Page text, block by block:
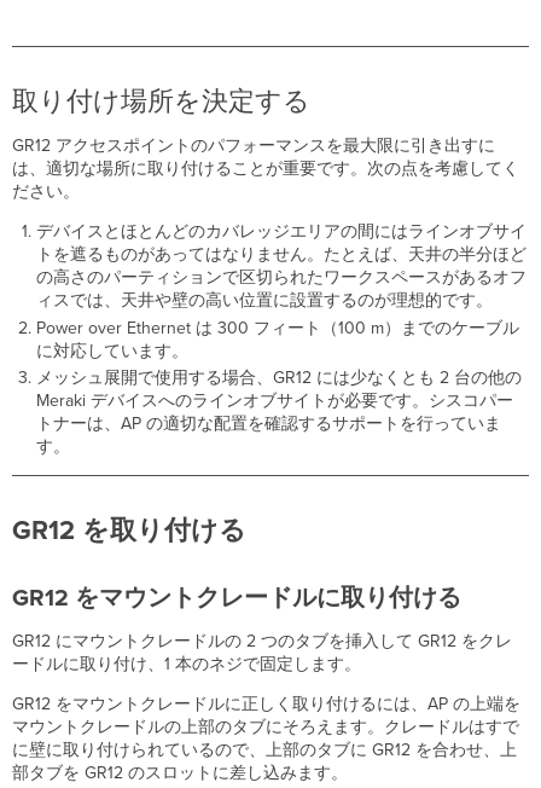
取り付け場所を決定する
GR12 アクセスポイントのパフォーマンスを最大限に引き出すに
は、適切な場所に取り付けることが重要です。次の点を考慮してく
ださい。
デバイスとほとんどのカバレッジエリアの間にはラインオブサイ
トを遮るものがあってはなりません。たとえば、天井の半分ほど
の高さのパーティションで区切られたワークスペースがあるオフ
ィスでは、天井や壁の高い位置に設置するのが理想的です。
Power over Ethernet は 300 フィート（100 m）までのケーブル
に対応しています。
メッシュ展開で使用する場合、GR12 には少なくとも 2 台の他の
Meraki デバイスへのラインオブサイトが必要です。シスコパー
トナーは、AP の適切な配置を確認するサポートを行っていま
す。
GR12 を取り付ける
GR12 をマウントクレードルに取り付ける
GR12 にマウントクレードルの 2 つのタブを挿入して GR12 をクレ
ードルに取り付け、1 本のネジで固定します。
GR12 をマウントクレードルに正しく取り付けるには、AP の上端を
マウントクレードルの上部のタブにそろえます。クレードルはすで
に壁に取り付けられているので、上部のタブに GR12 を合わせ、上
部タブを GR12 のスロットに差し込みます。